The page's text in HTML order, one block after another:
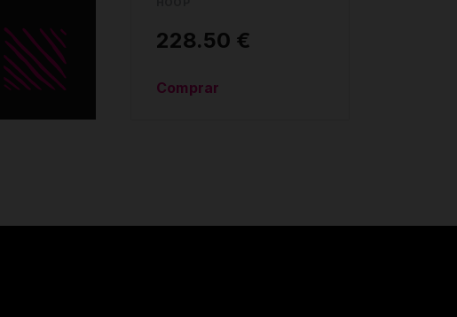
228.50 €
Comprar